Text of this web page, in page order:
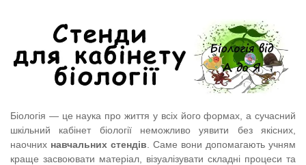
Біологія — це наука про життя у всіх його формах, а сучасний
шкільний кабінет біології неможливо уявити без якісних,
наочних навчальних стендів . Саме вони допомагають учням
краще засвоювати матеріал, візуалізувати складні процеси та